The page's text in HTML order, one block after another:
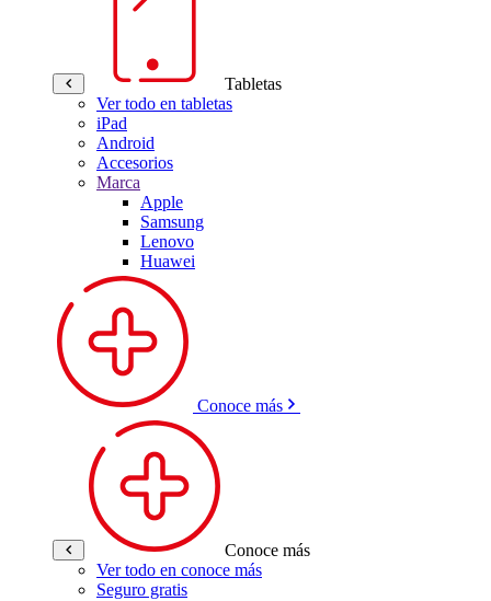
Tabletas
Ver todo en tabletas
iPad
Android
Accesorios
Marca
Apple
Samsung
Lenovo
Huawei
Conoce más
Conoce más
Ver todo en conoce más
Seguro gratis